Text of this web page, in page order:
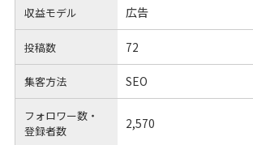
収益モデル 広告
投稿数 72
集客方法 SEO
フォロワー数・
登録者数
2,570